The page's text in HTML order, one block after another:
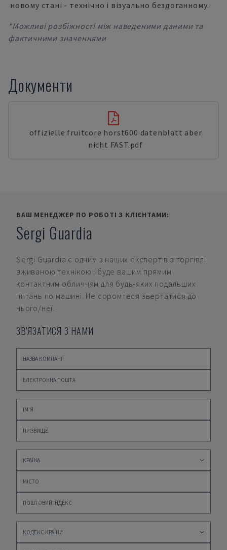
новому стані - технічно і візуально бездоганному.
*Можливі розбіжності між наведеними даними та
фактичними значеннями
Документи
offizielle fruitcore horst600 datenblatt aber
nicht FAST.pdf
ВАШ МЕНЕДЖЕР ПО РОБОТІ З КЛІЄНТАМИ:
Sergi Guardia
Sergi Guardia є одним з наших експертів з торгівлі
вживаною технікою і буде вашим прямим
контактним обличчям для будь-яких подальших
питань по машині. Не соромтеся звертатися до
нього/неї.
ЗВ'ЯЗАТИСЯ З НАМИ